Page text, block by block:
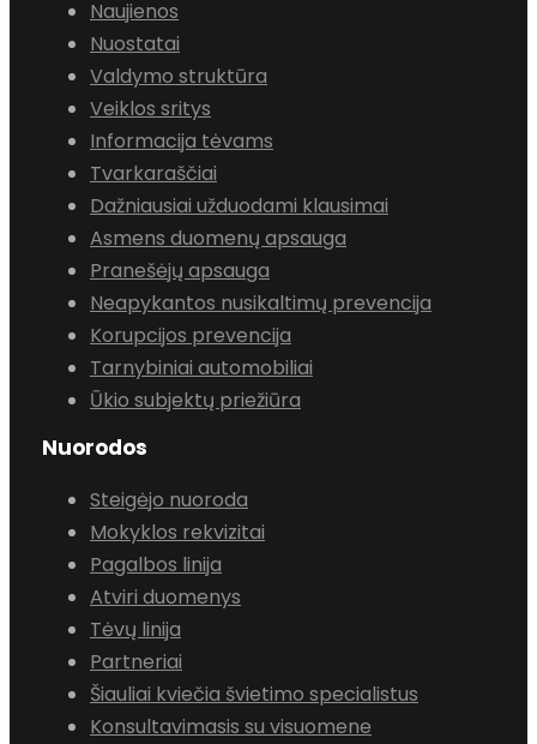
Naujienos
Nuostatai
Valdymo struktūra
Veiklos sritys
Informacija tėvams
Tvarkaraščiai
Dažniausiai užduodami klausimai
Asmens duomenų apsauga
Pranešėjų apsauga
Neapykantos nusikaltimų prevencija
Korupcijos prevencija
Tarnybiniai automobiliai
Ūkio subjektų priežiūra
Nuorodos
Steigėjo nuoroda
Mokyklos rekvizitai
Pagalbos linija
Atviri duomenys
Tėvų linija
Partneriai
Šiauliai kviečia švietimo specialistus
Konsultavimasis su visuomene